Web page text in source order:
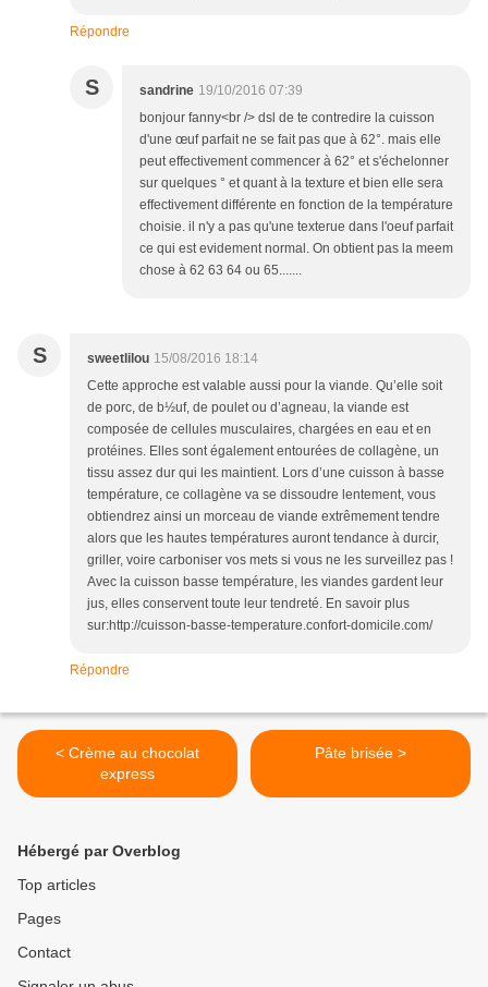
Répondre
S sandrine 19/10/2016 07:39
bonjour fanny<br /> dsl de te contredire la cuisson
d'une œuf parfait ne se fait pas que à 62°. mais elle
peut effectivement commencer à 62° et s'échelonner
sur quelques ° et quant à la texture et bien elle sera
effectivement différente en fonction de la température
choisie. il n'y a pas qu'une texterue dans l'oeuf parfait
ce qui est evidement normal. On obtient pas la meem
chose à 62 63 64 ou 65.......
S sweetlilou 15/08/2016 18:14
Cette approche est valable aussi pour la viande. Qu’elle soit
de porc, de b½uf, de poulet ou d’agneau, la viande est
composée de cellules musculaires, chargées en eau et en
protéines. Elles sont également entourées de collagène, un
tissu assez dur qui les maintient. Lors d’une cuisson à basse
température, ce collagène va se dissoudre lentement, vous
obtiendrez ainsi un morceau de viande extrêmement tendre
alors que les hautes températures auront tendance à durcir,
griller, voire carboniser vos mets si vous ne les surveillez pas !
Avec la cuisson basse température, les viandes gardent leur
jus, elles conservent toute leur tendreté. En savoir plus
sur:http://cuisson-basse-temperature.confort-domicile.com/
Répondre
< Crème au chocolat
express
Pâte brisée >
Hébergé par Overblog
Top articles
Pages
Contact